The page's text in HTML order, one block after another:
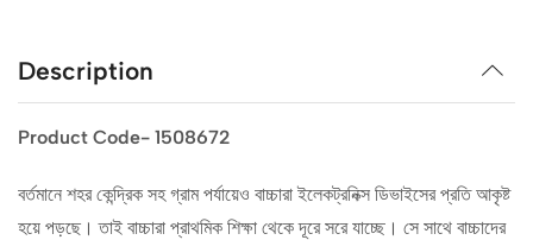
Description
Product Code- 1508672
বর্তমানে শহর কেন্দ্রিক সহ গ্রাম পর্যায়েও বাচ্চারা ইলেকট্রনিক্স ডিভাইসের প্রতি আকৃষ্ট
হয়ে পড়ছে। তাই বাচ্চারা প্রাথমিক শিক্ষা থেকে দূরে সরে যাচ্ছে। সে সাথে বাচ্চাদের